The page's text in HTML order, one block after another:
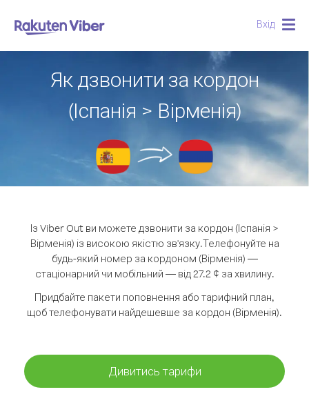
Вхід
Як дзвонити за кордон
(Іспанія > Вірменія)
Із Viber Out ви можете дзвонити за кордон (Іспанія >
Вірменія) із високою якістю зв'язку.Телефонуйте на
будь-який номер за кордоном (Вірменія) —
стаціонарний чи мобільний — від 27.2 ¢ за хвилину.
Придбайте пакети поповнення або тарифний план,
щоб телефонувати найдешевше за кордон (Вірменія).
Дивитись тарифи